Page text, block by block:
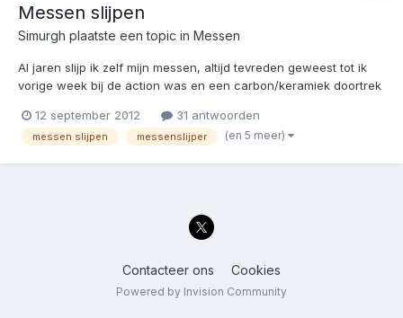
Messen slijpen
Simurgh plaatste een topic in Messen
Al jaren slijp ik zelf mijn messen, altijd tevreden geweest tot ik
vorige week bij de action was en een carbon/keramiek doortrek
scheren. Echter zijn de andere messen van een hardere staal
soort en die kreeg ik er niet mee geslepen. Sterk...
12 september 2012 31 antwoorden
messen slijpen messenslijper (en 5 meer)
Contacteer ons Cookies
Powered by Invision Community